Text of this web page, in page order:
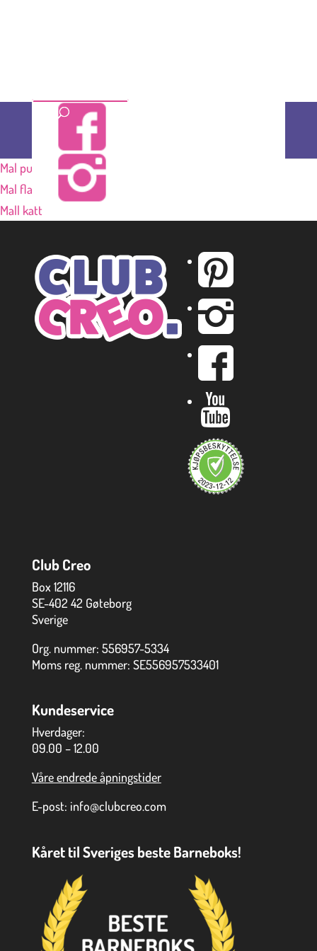
BESTILL
Mal pumpa
Mal flaggermus
Mall katt
Club Creo
Box 12116
SE-402 42 Gøteborg
Sverige
Org. nummer: 556957-5334
Moms reg. nummer: SE556957533401
Kundeservice
Hverdager:
09.00 – 12.00
Våre endrede åpningstider
E-post: info@clubcreo.com
Kåret til Sveriges beste Barneboks!